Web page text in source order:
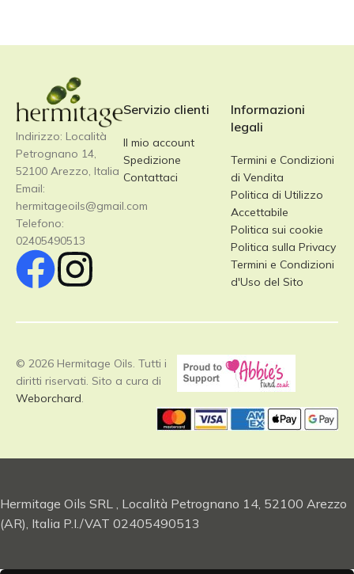
Indirizzo: Località
Petrognano 14,
52100 Arezzo, Italia
Email:
hermitageoils@gmail.com
Telefono:
02405490513
Servizio clienti
Il mio account
Spedizione
Contattaci
Informazioni
legali
Termini e Condizioni
di Vendita
Politica di Utilizzo
Accettabile
Politica sui cookie
Politica sulla Privacy
Termini e Condizioni
d'Uso del Sito
© 2026 Hermitage Oils. Tutti i
diritti riservati. Sito a cura di
Weborchard.
Hermitage Oils SRL , Località Petrognano 14, 52100 Arezzo
(AR), Italia P.I./VAT 02405490513